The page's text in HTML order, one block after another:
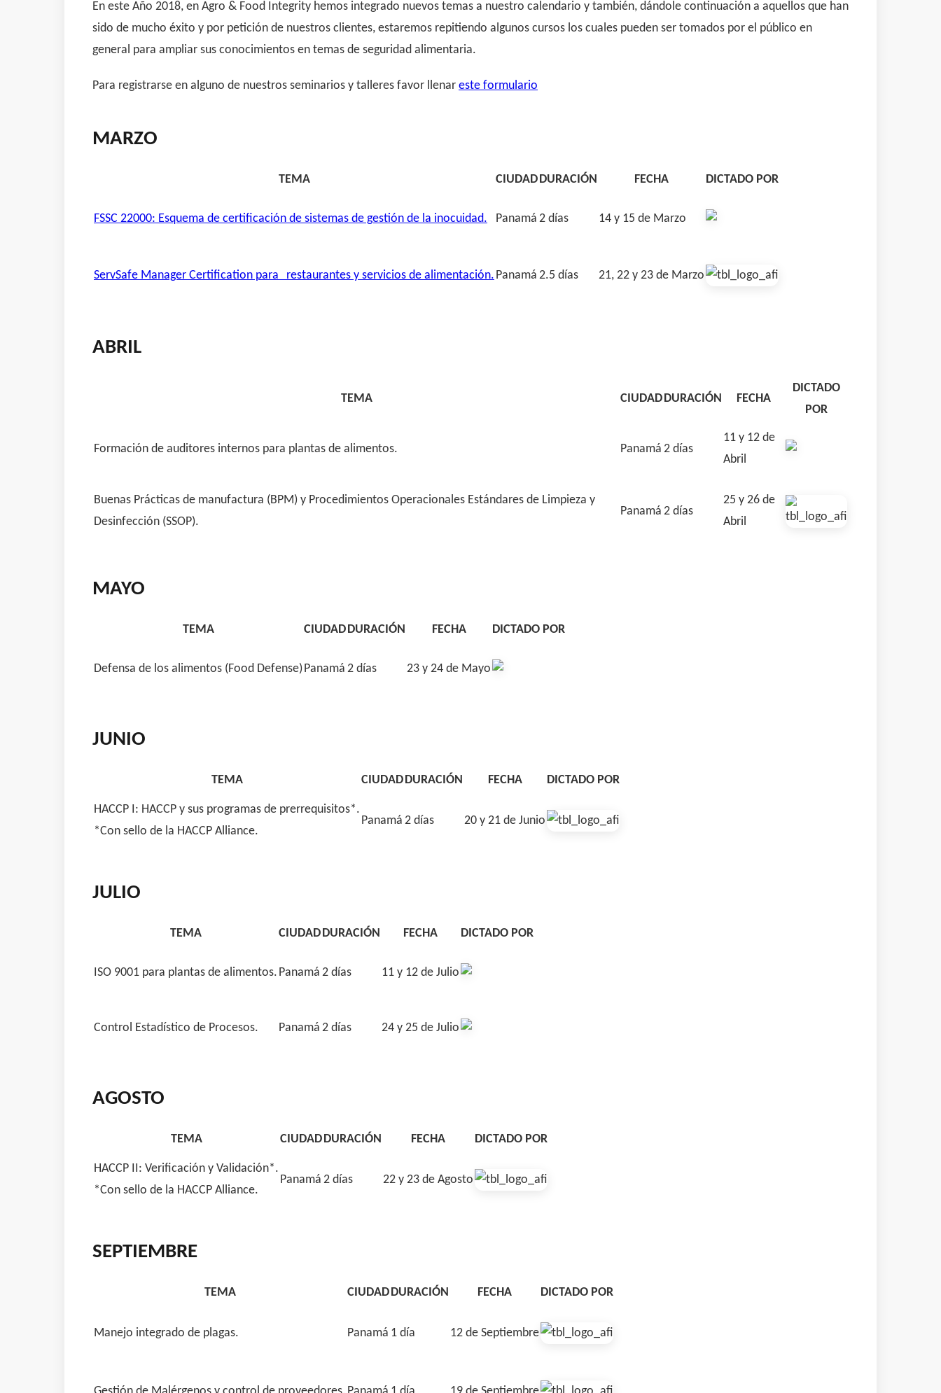
En este Año 2018, en Agro & Food Integrity hemos integrado nuevos temas a nuestro calendario y también, dándole continuación a aquellos que han
sido de mucho éxito y por petición de nuestros clientes, estaremos repitiendo algunos cursos los cuales pueden ser tomados por el público en
general para ampliar sus conocimientos en temas de seguridad alimentaria.
Para registrarse en alguno de nuestros seminarios y talleres favor llenar este formulario
MARZO
TEMA CIUDAD DURACIÓN FECHA DICTADO POR
FSSC 22000: Esquema de certificación de sistemas de gestión de la inocuidad. Panamá 2 días 14 y 15 de Marzo
ServSafe Manager Certification para restaurantes y servicios de alimentación. Panamá 2.5 días 21, 22 y 23 de Marzo
ABRIL
TEMA CIUDAD DURACIÓN FECHA
DICTADO
POR
Formación de auditores internos para plantas de alimentos. Panamá 2 días
11 y 12 de
Abril
Buenas Prácticas de manufactura (BPM) y Procedimientos Operacionales Estándares de Limpieza y
Desinfección (SSOP).
Panamá 2 días
25 y 26 de
Abril
MAYO
TEMA CIUDAD DURACIÓN FECHA DICTADO POR
Defensa de los alimentos (Food Defense) Panamá 2 días 23 y 24 de Mayo
JUNIO
TEMA CIUDAD DURACIÓN FECHA DICTADO POR
HACCP I: HACCP y sus programas de prerrequisitos*.
*Con sello de la HACCP Alliance.
Panamá 2 días 20 y 21 de Junio
JULIO
TEMA CIUDAD DURACIÓN FECHA DICTADO POR
ISO 9001 para plantas de alimentos. Panamá 2 días 11 y 12 de Julio
Control Estadístico de Procesos. Panamá 2 días 24 y 25 de Julio
AGOSTO
TEMA CIUDAD DURACIÓN FECHA DICTADO POR
HACCP II: Verificación y Validación*.
*Con sello de la HACCP Alliance.
Panamá 2 días 22 y 23 de Agosto
SEPTIEMBRE
TEMA CIUDAD DURACIÓN FECHA DICTADO POR
Manejo integrado de plagas. Panamá 1 día 12 de Septiembre